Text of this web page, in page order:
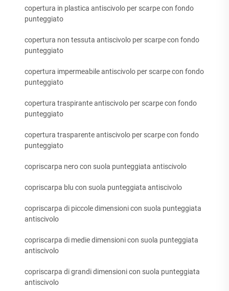
copertura in plastica antiscivolo per scarpe con fondo
punteggiato
copertura non tessuta antiscivolo per scarpe con fondo
punteggiato
copertura impermeabile antiscivolo per scarpe con fondo
punteggiato
copertura traspirante antiscivolo per scarpe con fondo
punteggiato
copertura trasparente antiscivolo per scarpe con fondo
punteggiato
copriscarpa nero con suola punteggiata antiscivolo
copriscarpa blu con suola punteggiata antiscivolo
copriscarpa di piccole dimensioni con suola punteggiata
antiscivolo
copriscarpa di medie dimensioni con suola punteggiata
antiscivolo
copriscarpa di grandi dimensioni con suola punteggiata
antiscivolo